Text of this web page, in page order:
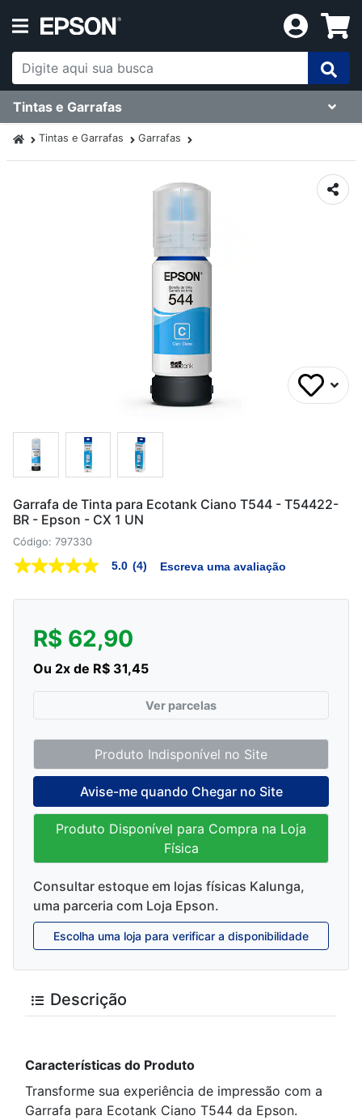
Tintas e Garrafas
Tintas e Garrafas Garrafas
Garrafa de Tinta para Ecotank Ciano T544 - T54422-
BR - Epson - CX 1 UN
Código: 797330
5.0
5
médio
avaliação.
Read
página.
5.0 (4) Escreva uma avaliação
R$ 62,90
Ou 2x de R$ 31,45
Ver parcelas
Produto Indisponível no Site
Avise-me quando Chegar no Site
Produto Disponível para Compra na Loja
Física
Consultar estoque em lojas físicas Kalunga,
uma parceria com Loja Epson.
Escolha uma loja para verificar a disponibilidade
Descrição
Características do Produto
Transforme sua experiência de impressão com a
Garrafa para Ecotank Ciano T544 da Epson.